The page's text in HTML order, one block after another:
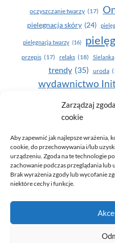
Zarządzaj
cookie
Aby zapewnić jak najlepsze wrażenia,
cookie, do przechowywania i/lub
urządzeniu. Zgoda na te technologie
zachowanie podczas przeglądania
Brak wyrażenia zgody lub wycofanie
niektóre cechy i funkcje.
oczyszczanie twarzy (17)
pielegnacja skóry (24)
pielęgnacja twarzy (16)
przepis (17) relaks (18) Sielanka
trendy (35) uroda
wydawnictwo
Yasumi
zdrowie
© 2026 Only You - portal dla
opracowanie: